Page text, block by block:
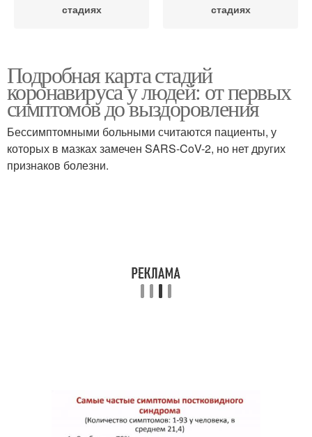
стадиях
стадиях
Подробная карта стадий
коронавируса у людей: от первых
симптомов до выздоровления
Бессимптомными больными считаются пациенты, у
которых в мазках замечен SARS-CoV-2, но нет других
признаков болезни.